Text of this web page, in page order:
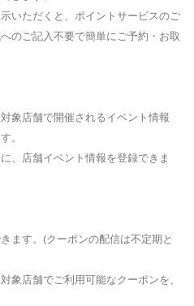
いただくと、ポイントサービスのご
のご記入不要で簡単にご予約・お取
象店舗で開催されるイベント情報
。
、店舗イベント情報を登録できま
ます。(クーポンの配信は不定期と
象店舗でご利用可能なクーポンを、